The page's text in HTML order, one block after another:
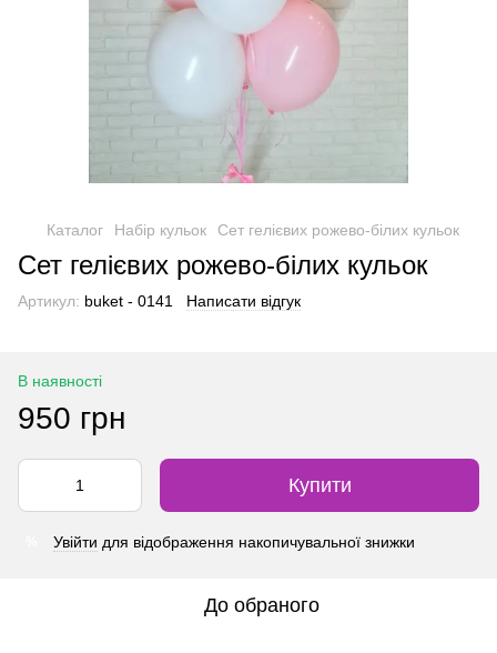
Каталог Набір кульок Сет гелієвих рожево-білих кульок
Сет гелієвих рожево-білих кульок
Артикул: buket - 0141 Написати відгук
В наявності
950 грн
Купити
Увійти для відображення накопичувальної знижки
До обраного